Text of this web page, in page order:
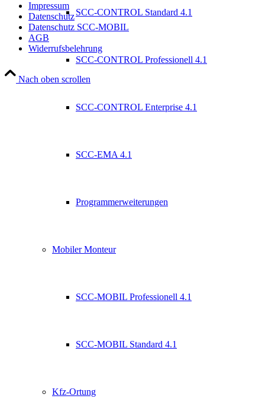
SCC-CONTROL Standard 4.1
SCC-CONTROL Professionell 4.1
SCC-CONTROL Enterprise 4.1
SCC-EMA 4.1
Programmerweiterungen
Mobiler Monteur
SCC-MOBIL Professionell 4.1
SCC-MOBIL Standard 4.1
Kfz-Ortung
Impressum
Datenschutz
Datenschutz SCC-MOBIL
AGB
Widerrufsbelehrung
Nach oben scrollen